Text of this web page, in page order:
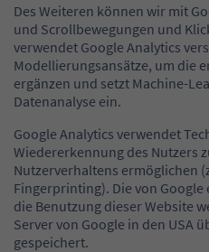
Des Weiteren können wir mit
und Scrollbewegungen und
verwendet Google Analytics
Modellierungsansätze, um die
ergänzen und setzt Machine-
Datenanalyse ein.
Google Analytics verwendet
Wiedererkennung des Nutzers
Nutzerverhaltens ermöglichen
Fingerprinting). Die von
die Benutzung dieser Website
Server von Google in den USA
gespeichert.